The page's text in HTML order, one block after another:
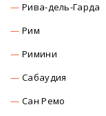
Рива-дель-Гарда
Рим
Римини
Сабаудия
Сан Ремо